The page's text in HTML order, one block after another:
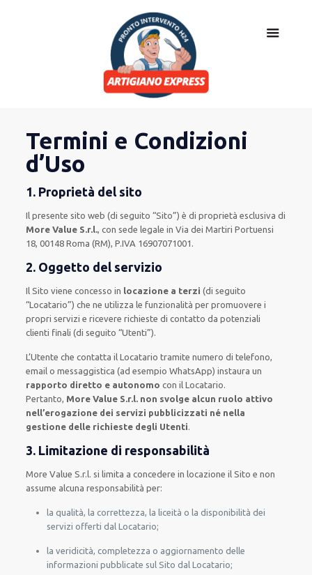
Termini e Condizioni
d’Uso
1. Proprietà del sito
Il presente sito web (di seguito “Sito”) è di proprietà esclusiva di
More Value S.r.l., con sede legale in Via dei Martiri Portuensi
18, 00148 Roma (RM), P.IVA 16907071001.
2. Oggetto del servizio
Il Sito viene concesso in locazione a terzi (di seguito
“Locatario”) che ne utilizza le funzionalità per promuovere i
propri servizi e ricevere richieste di contatto da potenziali
clienti finali (di seguito “Utenti”).
L’Utente che contatta il Locatario tramite numero di telefono,
email o messaggistica (ad esempio WhatsApp) instaura un
rapporto diretto e autonomo con il Locatario.
Pertanto, More Value S.r.l. non svolge alcun ruolo attivo
nell’erogazione dei servizi pubblicizzati né nella
gestione delle richieste degli Utenti.
3. Limitazione di responsabilità
More Value S.r.l. si limita a concedere in locazione il Sito e non
assume alcuna responsabilità per:
la qualità, la correttezza, la liceità o la disponibilità dei
servizi offerti dal Locatario;
la veridicità, completezza o aggiornamento delle
informazioni pubblicate sul Sito dal Locatario;